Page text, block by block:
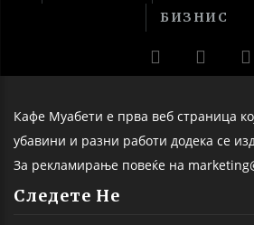
БИЗНИС
Кафе Муабети е прва веб страница
убавини и разни работи додека се
За рекламирање повеќе на
Следете Не